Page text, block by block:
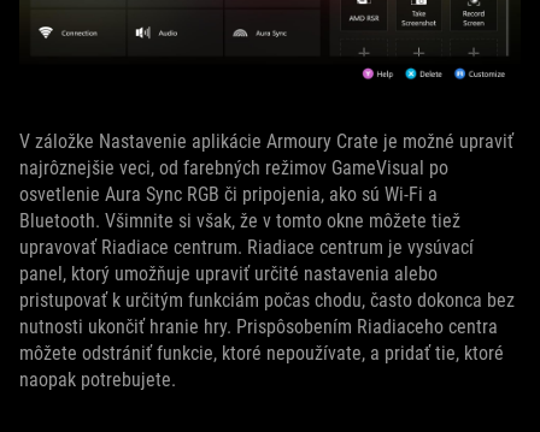
V záložke Nastavenie aplikácie Armoury Crate je možné upraviť
najrôznejšie veci, od farebných režimov GameVisual po
osvetlenie Aura Sync RGB či pripojenia, ako sú Wi-Fi a
Bluetooth. Všimnite si však, že v tomto okne môžete tiež
upravovať Riadiace centrum. Riadiace centrum je vysúvací
panel, ktorý umožňuje upraviť určité nastavenia alebo
pristupovať k určitým funkciám počas chodu, často dokonca bez
nutnosti ukončiť hranie hry. Prispôsobením Riadiaceho centra
môžete odstrániť funkcie, ktoré nepoužívate, a pridať tie, ktoré
naopak potrebujete.